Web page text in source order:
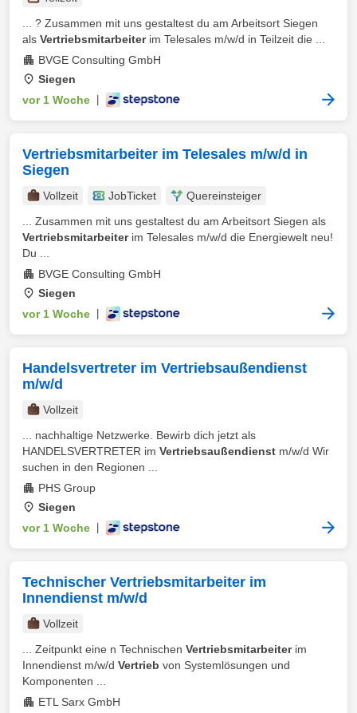
... ? Zusammen mit uns gestaltest du am Arbeitsort Siegen
als Vertriebsmitarbeiterim Telesales m/w/d in Teilzeit die ...
BVGE Consulting GmbH
Siegen
vor 1 Woche
Vertriebsmitarbeiter im Telesales m/w/d in
Siegen
Vollzeit JobTicket
Quereinsteiger
... Zusammen mit uns gestaltest du am Arbeitsort Siegen als
Vertriebsmitarbeiterim Telesales m/w/d die Energiewelt neu!
Du ...
BVGE Consulting GmbH
Siegen
vor 1 Woche
Handelsvertreter im Vertriebsaußendienst
m/w/d
Vollzeit
... nachhaltige Netzwerke. Bewirb dich jetzt als
HANDELSVERTRETER im Vertriebsaußendienst m/w/d Wir
suchen in den Regionen ...
PHS Group
Siegen
vor 1 Woche
Technischer Vertriebsmitarbeiter im
Innendienst m/w/d
Vollzeit
... Zeitpunkt eine n Technischen Vertriebsmitarbeiterim
Innendienst m/w/d Vertrieb von Systemlösungen und
Komponenten ...
ETL Sarx GmbH